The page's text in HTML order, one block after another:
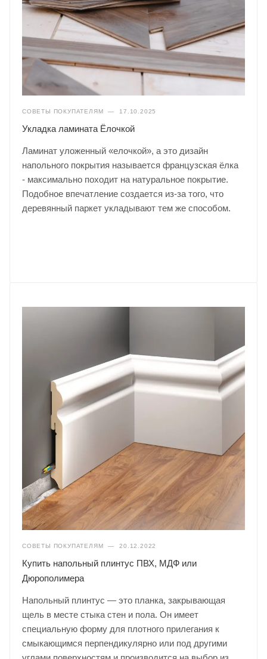
СОВЕТЫ ПОКУПАТЕЛЯМ — 17.10.2025
Укладка ламината Ёлочкой
Ламинат уложенный «елочкой», а это дизайн
напольного покрытия называется французская ёлка
- максимально походит на натуральное покрытие.
Подобное впечатление создается из-за того, что
деревянный паркет укладывают тем же способом.
СОВЕТЫ ПОКУПАТЕЛЯМ — 20.12.2022
Купить напольный плинтус ПВХ, МДФ или
Дюрополимера
Напольный плинтус — это планка, закрывающая
щель в месте стыка стен и пола. Он имеет
специальную форму для плотного прилегания к
смыкающимся перпендикулярно или под другими